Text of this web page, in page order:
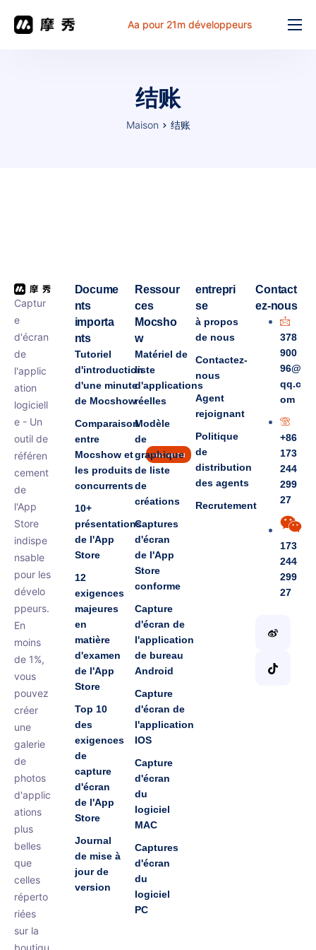
Aa pour 21m développeurs
结账
Maison 结账
Captur
e
d'écran
de
l'applic
ation
logiciell
e - Un
outil de
référen
cement
de
l'App
Store
indispe
nsable
pour les
dévelo
ppeurs.
En
moins
de 1%,
vous
pouvez
créer
une
galerie
de
photos
d'applic
ations
plus
belles
que
celles
réperto
riées
sur la
boutiqu
Docume
nts
importa
nts
Tutoriel
d'introduction
d'une minute
de Mocshow
Comparaison
entre
Mocshow et
les produits
concurrents
nouveau
10+
présentations
de l'App
Store
12
exigences
majeures
en
matière
d'examen
de l'App
Store
Top 10
des
exigences
de
capture
d'écran
de l'App
Store
Journal
de mise à
jour de
version
Ressour
ces
Mocsho
w
Matériel de
liste
d'applications
réelles
Modèle
de
graphique
de liste
de
créations
Captures
d'écran
de l'App
Store
conforme
Capture
d'écran de
l'application
de bureau
Android
Capture
d'écran de
l'application
IOS
Capture
d'écran
du
logiciel
MAC
Captures
d'écran
du
logiciel
PC
entrepri
se
à propos
de nous
Contactez-
nous
Agent
rejoignant
Politique
de
distribution
des agents
Recrutement
Contact
ez-nous
378
900
96@
qq.c
om
+86
173
244
299
27
173
244
299
27